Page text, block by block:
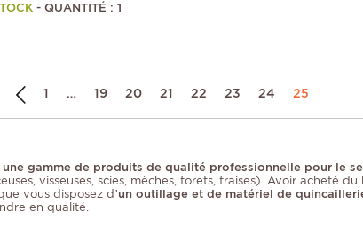
- QUANTITÉ : 1
1 … 19 20 21 22 23 24 25
une gamme de produits de qualité professionnelle pour le
visseuses, scies, mèches, forets, fraises). Avoir acheté
vous disposez d ’un outillage et de matériel de
en qualité.